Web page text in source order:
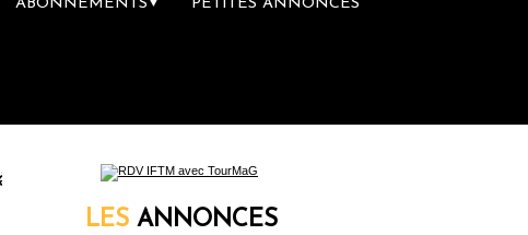
ABONNEMENTS ▼ PETITES ANNONCES
première librairie du voyage
LES ANNONCES